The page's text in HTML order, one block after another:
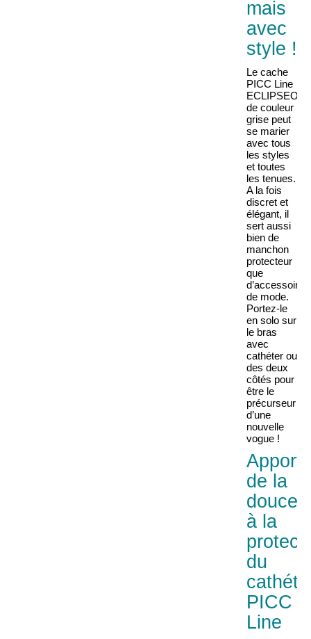
mais
avec
style !
Le cache
PICC Line
ECLIPSEO
de couleur
grise peut
se marier
avec tous
les styles
et toutes
les tenues.
A la fois
discret et
élégant, il
sert aussi
bien de
manchon
protecteur
que
d’accessoire
de mode.
Portez-le
en solo sur
le bras
avec
cathéter ou
des deux
côtés pour
être le
précurseur
d’une
nouvelle
vogue !
de la
à la
du
PICC
Line